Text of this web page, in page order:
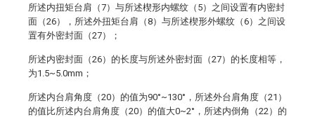
所述内扭矩台肩（7）与所述楔形内螺纹（5）之间设置有内密封
面（26），所述外扭矩台肩（8）与所述楔形外螺纹（6）之间设
置有外密封面（27）；
所述内密封面（26）的长度与所述外密封面（27）的长度相等，
为1.5~5.0mm；
所述内台肩角度（20）的值为90°~130°，所述外台肩角度（21）
的值比所述内台肩角度（20）的值大0~2°，所述内倒角（22）的